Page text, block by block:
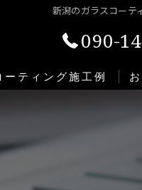
新潟のガラスコーテ
090-
グ
ーティング施工例